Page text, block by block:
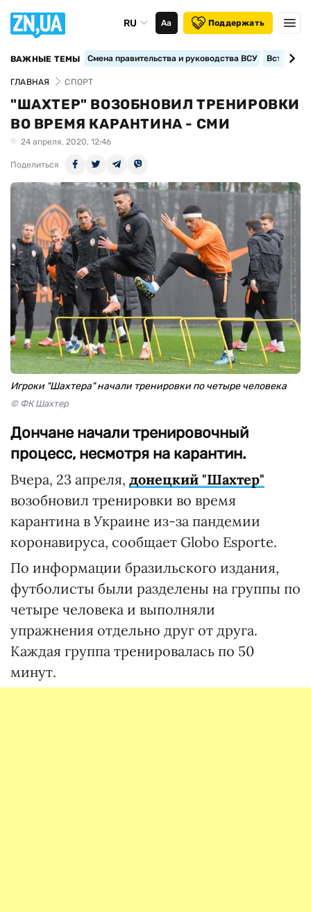
RU Аа Поддержать
ВАЖНЫЕ ТЕМЫ Смена правительства и руководства ВСУ
ГЛАВНАЯ СПОРТ
"ШАХТЕР" ВОЗОБНОВИЛ ТРЕНИРОВКИ
ВО ВРЕМЯ КАРАНТИНА - СМИ
24 апреля, 2020, 12:46
Поделиться
Игроки "Шахтера" начали тренировки по четыре человека
© ФК Шахтер
Дончане начали тренировочный
процесс, несмотря на карантин.
Вчера, 23 апреля, донецкий "Шахтер"
возобновил тренировки во время
карантина в Украине из-за пандемии
коронавируса, сообщает Globo Esporte.
По информации бразильского издания,
футболисты были разделены на группы по
четыре человека и выполняли
упражнения отдельно друг от друга.
Каждая группа тренировалась по 50
минут.